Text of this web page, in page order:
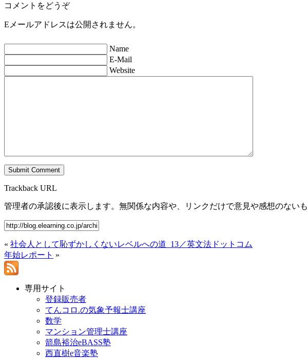
コメントをどうぞ
Eメールアドレスは公開されません。
Name
E-Mail
Website
Trackback URL
管理者の承認後に表示します。無関係な内容や、リンクだけで意見や感想のないも
« 社会人として恥ずかしくないレベルへの道_13／英文法ドットコム
年始レポート »
専用サイト
登録販売者
てんコロ.の気象予報士講座
数学
マンション管理士講座
箭島裕治eBASS塾
西直樹e音楽塾